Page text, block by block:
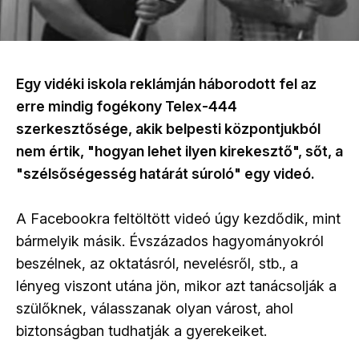
Egy vidéki iskola reklámján háborodott fel az
erre mindig fogékony Telex-444
szerkesztősége, akik belpesti központjukból
nem értik, "hogyan lehet ilyen kirekesztő", sőt, a
"szélsőségesség határát súroló" egy videó.
A Facebookra feltöltött videó úgy kezdődik, mint
bármelyik másik. Évszázados hagyományokról
beszélnek, az oktatásról, nevelésről, stb., a
lényeg viszont utána jön, mikor azt tanácsolják a
szülőknek, válasszanak olyan várost, ahol
biztonságban tudhatják a gyerekeiket.